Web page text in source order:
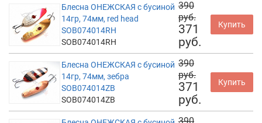
Блесна ОНЕЖСКАЯ с бусиной
14гр, 74мм, red head
SOB074014RH
SOB074014RH
390
руб.
371
руб.
Купить
Блесна ОНЕЖСКАЯ с бусиной
14гр, 74мм, зебра
SOB074014ZB
SOB074014ZB
390
руб.
371
руб.
Купить